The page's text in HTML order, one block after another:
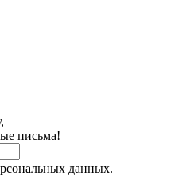
письма!
данных.